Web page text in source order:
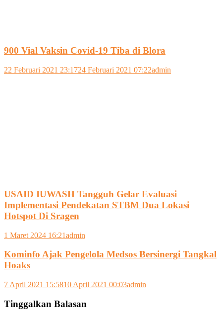
900 Vial Vaksin Covid-19 Tiba di Blora
22 Februari 2021 23:1724 Februari 2021 07:22admin
USAID IUWASH Tangguh Gelar Evaluasi
Implementasi Pendekatan STBM Dua Lokasi
Hotspot Di Sragen
1 Maret 2024 16:21admin
Kominfo Ajak Pengelola Medsos Bersinergi Tangkal
Hoaks
7 April 2021 15:5810 April 2021 00:03admin
Tinggalkan Balasan